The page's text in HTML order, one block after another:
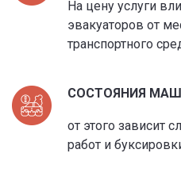
На цену услуги
эвакуаторов от
транспортного
СОСТОЯНИЯ
от этого зависит
работ и